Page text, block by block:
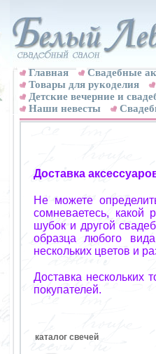
Главная
Свадебные
Товары для рукоделия
Детские вечерние и
Наши невесты
Доставка
Не можете
сомневаетесь, какой
шубок и другой
образца любого
нескольких цветов и
Доставка нескольких
покупателей.
каталог свечей